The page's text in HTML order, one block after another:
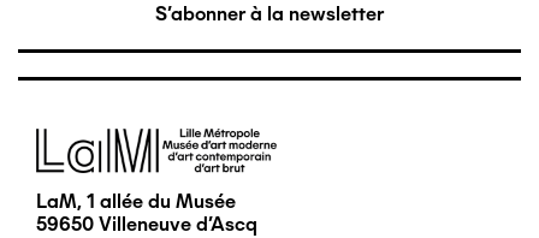
S'abonner à la newsletter
Image
LaM, 1 allée du Musée
59650 Villeneuve d'Ascq